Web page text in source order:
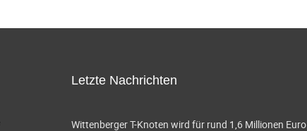
Letzte Nachrichten
Wittenberger T-Knoten wird für rund 1,6 Millionen Euro